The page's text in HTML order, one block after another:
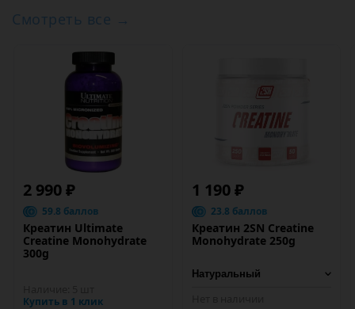
Смотреть все →
2 990 ₽
59.8 баллов
Креатин Ultimate
Creatine Monohydrate
300g
Купить в 1 клик
1 190 ₽
23.8 баллов
Креатин 2SN Creatine
Monohydrate 250g